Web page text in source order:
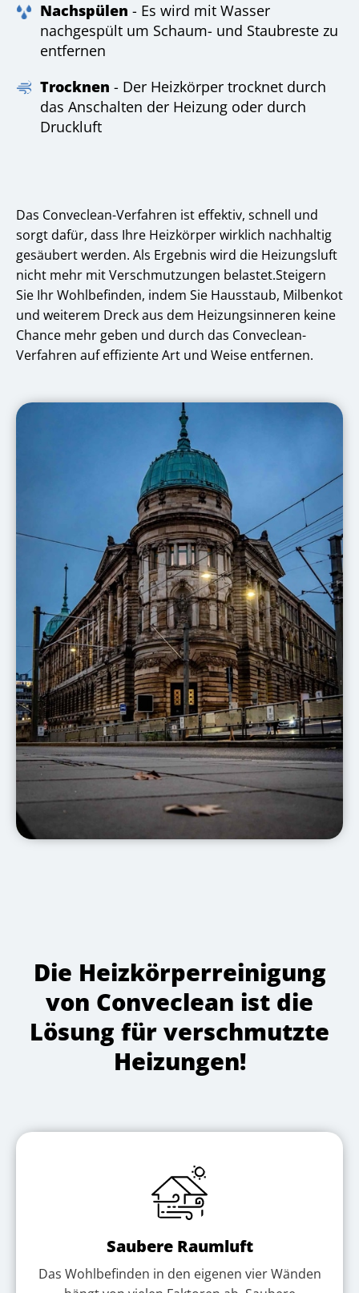
Nachspülen - Es wird mit Wasser
nachgespült um Schaum- und Staubreste zu
entfernen
Trocknen - Der Heizkörper trocknet durch
das Anschalten der Heizung oder durch
Druckluft
Das Conveclean-Verfahren ist effektiv, schnell und
sorgt dafür, dass Ihre Heizkörper wirklich nachhaltig
gesäubert werden. Als Ergebnis wird die Heizungsluft
nicht mehr mit Verschmutzungen belastet.Steigern
Sie Ihr Wohlbefinden, indem Sie Hausstaub, Milbenkot
und weiterem Dreck aus dem Heizungsinneren keine
Chance mehr geben und durch das Conveclean-
Verfahren auf effiziente Art und Weise entfernen.
Die Heizkörperreinigung
von Conveclean ist die
Lösung für verschmutzte
Heizungen!
Saubere Raumluft
Das Wohlbefinden in den eigenen vier Wänden